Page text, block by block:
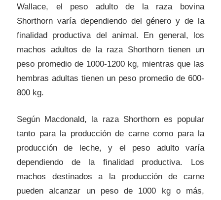
Wallace, el peso adulto de la raza bovina
Shorthorn varía dependiendo del género y de la
finalidad productiva del animal. En general, los
machos adultos de la raza Shorthorn tienen un
peso promedio de 1000-1200 kg, mientras que las
hembras adultas tienen un peso promedio de 600-
800 kg.
Según Macdonald, la raza Shorthorn es popular
tanto para la producción de carne como para la
producción de leche, y el peso adulto varía
dependiendo de la finalidad productiva. Los
machos destinados a la producción de carne
pueden alcanzar un peso de 1000 kg o más,